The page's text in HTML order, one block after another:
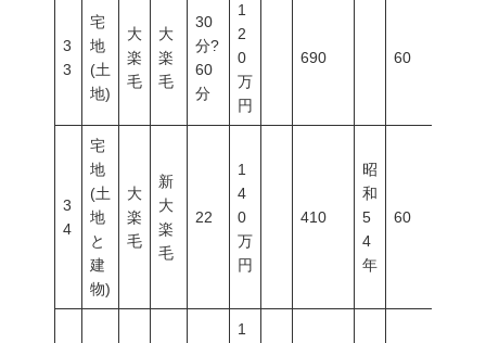
3
3
宅
地
(土
地)
大
楽
毛
大
楽
毛
30
分?
60
分
1
2
0
万
円
690 60
3
4
宅
地
(土
地
と
建
物)
大
楽
毛
新
大
楽
毛
22
1
4
0
万
円
410
昭
和
5
4
年
60
1